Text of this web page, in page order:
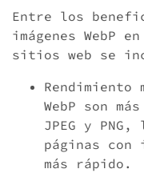
Entre los
imágenes WebP
sitios web se
Rendimiento
WebP son
JPEG y
páginas con
más rápido.